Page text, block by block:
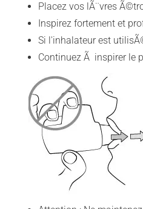
Placez vos lÃ¨vres
Inspirez fortement et
Si l'inhalateur est
Continuez Ã inspirer le